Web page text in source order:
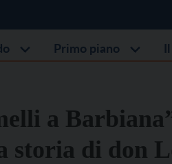
Primo piano
a
storia di don